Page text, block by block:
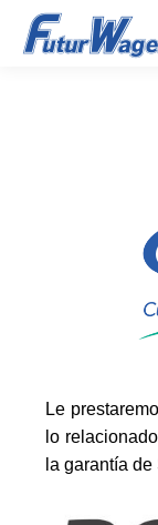
Le
lo
la garantía